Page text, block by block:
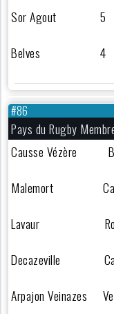
Sor Agout
Belves
#86
Pays du Rugby
Causse Vézère
Malemort
Lavaur
Decazeville
Arpajon